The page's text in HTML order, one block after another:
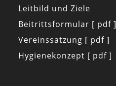
Leitbild und Ziele
Beitrittsformular [ pdf ]
Vereinssatzung [ pdf ]
Hygienekonzept [ pdf ]